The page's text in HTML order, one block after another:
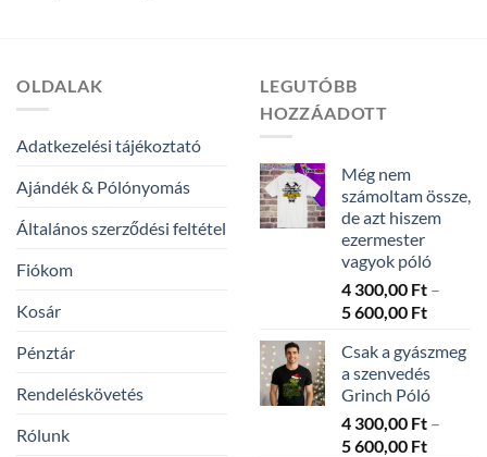
OLDALAK
Adatkezelési tájékoztató
Ajándék & Pólónyomás
Általános szerződési feltétel
Fiókom
Kosár
Pénztár
Rendeléskövetés
Rólunk
LEGUTÓBB
HOZZÁADOTT
Még nem
számoltam össze,
de azt hiszem
ezermester
vagyok póló
4 300,00 Ft –
5 600,00 Ft
300,00
-
5
600,00
Csak a gyászmeg
a szenvedés
Grinch Póló
4 300,00 Ft –
5 600,00 Ft